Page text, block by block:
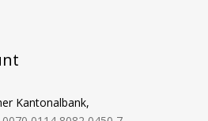
Kantonalbank,